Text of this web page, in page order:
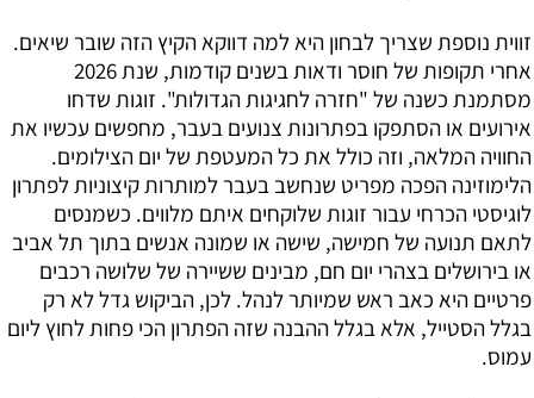
זווית נוספת שצריך לבחון היא למה דווקא הקיץ הזה שובר שיאים.
אחרי תקופות של חוסר ודאות בשנים קודמות, שנת 2026
מסתמנת כשנה של "חזרה לחגיגות הגדולות". זוגות שדחו
אירועים או הסתפקו בפתרונות צנועים בעבר, מחפשים עכשיו את
החוויה המלאה, וזה כולל את כל המעטפת של יום הצילומים.
הלימוזינה הפכה מפריט שנחשב בעבר למותרות קיצוניות לפתרון
לוגיסטי הכרחי עבור זוגות שלוקחים איתם מלווים. כשמנסים
לתאם תנועה של חמישה, שישה או שמונה אנשים בתוך תל אביב
או בירושלים בצהרי יום חם, מבינים ששיירה של שלושה רכבים
פרטיים היא כאב ראש שמיותר לנהל. לכן, הביקוש גדל לא רק
בגלל הסטייל, אלא בגלל ההבנה שזה הפתרון הכי פחות לחוץ ליום
עמוס.